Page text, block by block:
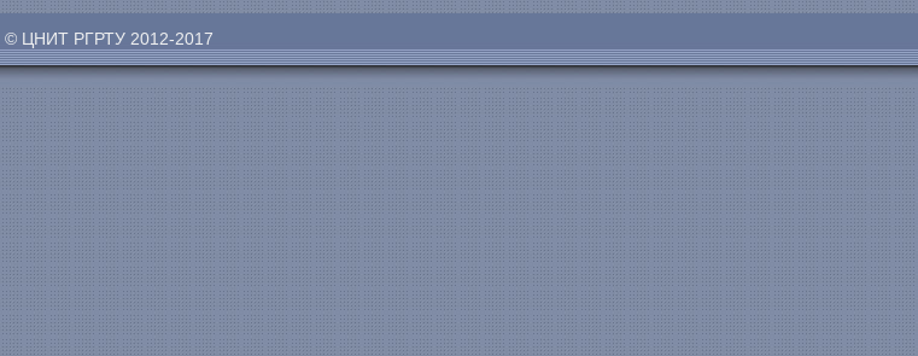
© ЦНИТ РГРТУ 2012-2017